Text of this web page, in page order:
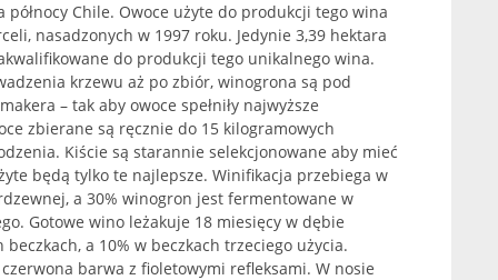
północy Chile. Owoce użyte do produkcji tego wina
nasadzonych w 1997 roku. Jedynie 3,39 hektara
do produkcji tego unikalnego wina.
krzewu aż po zbiór, winogrona są pod
– tak aby owoce spełniły najwyższe
zbierane są ręcznie do 15 kilogramowych
Kiście są starannie selekcjonowane aby mieć
będą tylko te najlepsze. Winifikacja przebiega w
a 30% winogron jest fermentowane w
Gotowe wino leżakuje 18 miesięcy w dębie
a 10% w beczkach trzeciego użycia.
barwa z fioletowymi refleksami. W nosie